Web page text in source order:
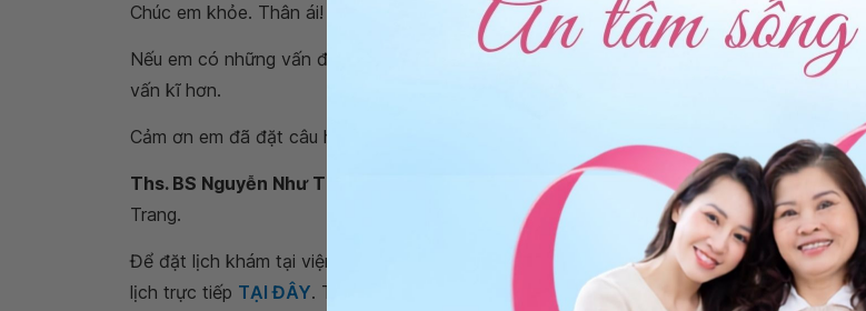
Chúc em khỏe. Thân ái!
Nếu em có những vấn đề lo lắng thì nên khám bác sĩ chuyên khoa Sản phụ để được
vấn kĩ hơn.
Cảm ơn em đã đặt câu hỏi tới website
Ths. BS Nguyễn Như Thu Trúc
- Bác sĩ Sản phụ khoa - Bệnh viện Đa khoa Quốc tế
Trang.
Để đặt lịch khám tại viện, Quý khách vui lòng bấm số HOTLINE, đặt muaGÓI DỊCH VỤ
lịch trực tiếp TẠI ĐÂY. Tải và đặt lịch khám tự động trên ứng dụng My Vinmec để quản